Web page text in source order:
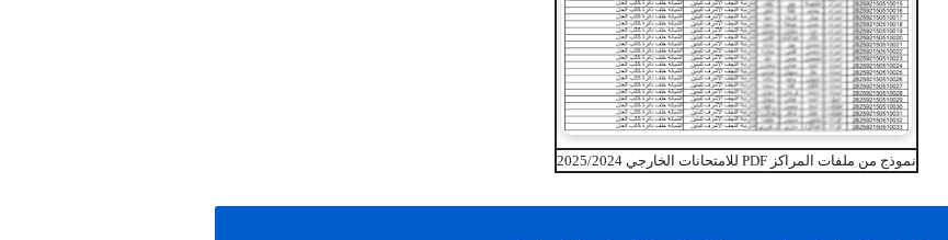
نموذج من ملفات المراكز PDF للامتحانات الخارجي 2025/2024